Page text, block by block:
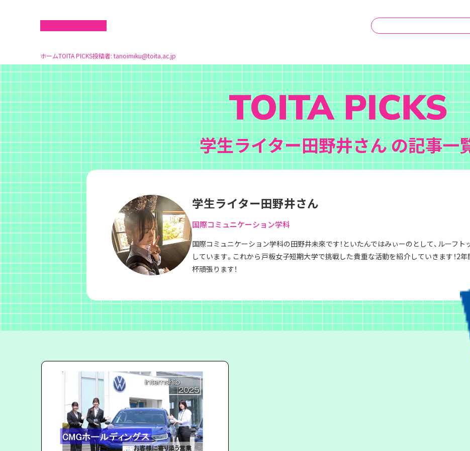
ホームTOITA PICKS投稿者: tanoimiku@toita.ac.jp
学生ライター田野井さん の記事一
学生ライター田野井さん
国際コミュニケーション学科
国際コミュニケーション学科の田野井未來です！といたんではみぃーのとして、ルーフ
しています。これから戸板女子短期大学で挑戦した貴重な活動を紹介していきます！2
杯頑張ります！